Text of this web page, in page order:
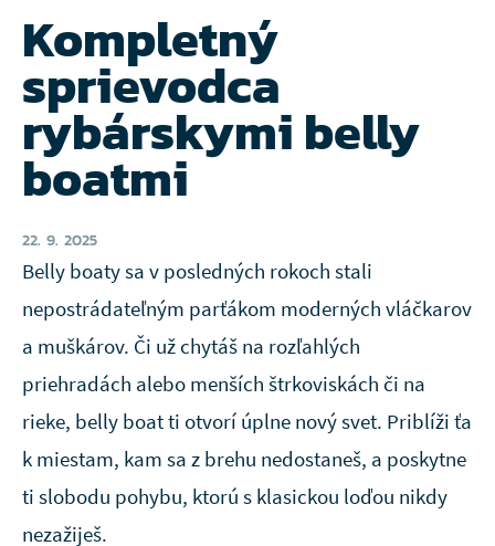
Kompletný
sprievodca
rybárskymi belly
boatmi
22. 9. 2025
Belly boaty sa v posledných rokoch stali
nepostrádateľným parťákom moderných vláčkarov
a muškárov. Či už chytáš na rozľahlých
priehradách alebo menších štrkoviskách či na
rieke, belly boat ti otvorí úplne nový svet. Priblíži ťa
k miestam, kam sa z brehu nedostaneš, a poskytne
ti slobodu pohybu, ktorú s klasickou loďou nikdy
nezažiješ.